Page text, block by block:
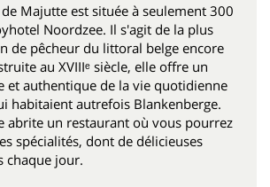
Majutte est située à seulement 300
Noordzee. Il s'agit de la plus
de pêcheur du littoral belge encore
au XVIIIᵉ siècle, elle offre un
et authentique de la vie quotidienne
habitaient autrefois Blankenberge.
abrite un restaurant où vous pourrez
spécialités, dont de délicieuses
chaque jour.